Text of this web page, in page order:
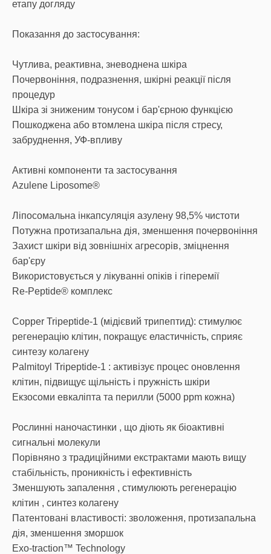
етапу догляду
Показання до застосування:
Чутлива, реактивна, зневоднена шкіра
Почервоніння, подразнення, шкірні реакції після
процедур
Шкіра зі зниженим тонусом і бар'єрною функцією
Пошкоджена або втомлена шкіра після стресу,
забруднення, УФ-впливу
Активні компоненти та застосування
Azulene Liposome®
Ліпосомальна інкапсуляція азулену 98,5% чистоти
Потужна протизапальна дія, зменшення почервоніння
Захист шкіри від зовнішніх агресорів, зміцнення
бар'єру
Використовується у лікуванні опіків і гіперемії
Re-Peptide® комплекс
Copper Tripeptide-1 (мідієвий трипептид): стимулює
регенерацію клітин, покращує еластичність, сприяє
синтезу колагену
Palmitoyl Tripeptide-1 : активізує процес оновлення
клітин, підвищує щільність і пружність шкіри
Екзосоми евкаліпта та перилли (5000 ppm кожна)
Рослинні наночастинки , що діють як біоактивні
сигнальні молекули
Порівняно з традиційними екстрактами мають вищу
стабільність, проникність і ефективність
Зменшують запалення , стимулюють регенерацію
клітин , синтез колагену
Патентовані властивості: зволоження, протизапальна
дія, зменшення зморшок
Exo-traction™ Technology